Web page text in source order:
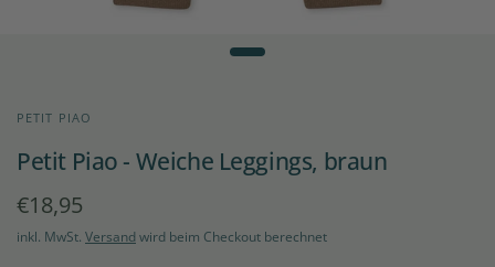
PETIT PIAO
Petit Piao - Weiche Leggings, braun
€18,95
inkl. MwSt. Versand wird beim Checkout berechnet